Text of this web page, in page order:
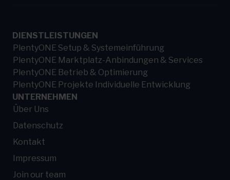
DIENSTLEISTUNGEN
PlentyONE Setup & Systemeinführung
PlentyONE Marktplatz-Anbindungen & Services
PlentyONE Betrieb & Optimierung
PlentyONE Projekte Individuelle Entwicklung
UNTERNEHMEN
Über Uns
Datenschutz
Kontakt
Impressum
Join our team